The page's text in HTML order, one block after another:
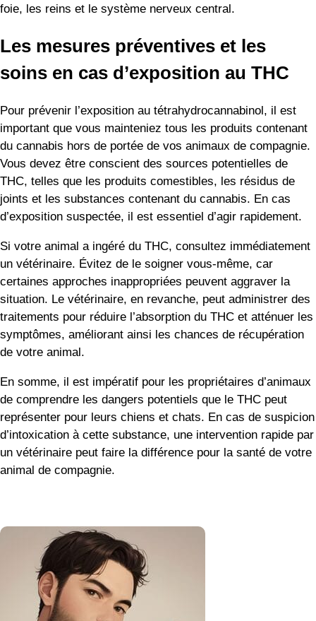
foie, les reins et le système nerveux central.
Les mesures préventives et les
soins en cas d’exposition au THC
Pour prévenir l’exposition au tétrahydrocannabinol, il est
important que vous mainteniez tous les produits contenant
du cannabis hors de portée de vos animaux de compagnie.
Vous devez être conscient des sources potentielles de
THC, telles que les produits comestibles, les résidus de
joints et les substances contenant du cannabis. En cas
d’exposition suspectée, il est essentiel d’agir rapidement.
Si votre animal a ingéré du THC, consultez immédiatement
un vétérinaire. Évitez de le soigner vous-même, car
certaines approches inappropriées peuvent aggraver la
situation. Le vétérinaire, en revanche, peut administrer des
traitements pour réduire l’absorption du THC et atténuer les
symptômes, améliorant ainsi les chances de récupération
de votre animal.
En somme, il est impératif pour les propriétaires d’animaux
de comprendre les dangers potentiels que le THC peut
représenter pour leurs chiens et chats. En cas de suspicion
d’intoxication à cette substance, une intervention rapide par
un vétérinaire peut faire la différence pour la santé de votre
animal de compagnie.